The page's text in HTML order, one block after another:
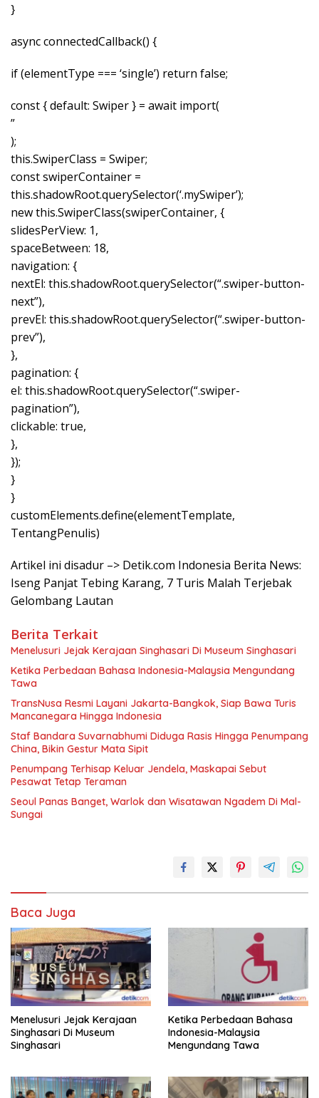
}
async connectedCallback() {
if (elementType === ‘single’) return false;
const { default: Swiper } = await import(
”
);
this.SwiperClass = Swiper;
const swiperContainer =
this.shadowRoot.querySelector(‘.mySwiper’);
new this.SwiperClass(swiperContainer, {
slidesPerView: 1,
spaceBetween: 18,
navigation: {
nextEl: this.shadowRoot.querySelector(“.swiper-button-
next”),
prevEl: this.shadowRoot.querySelector(“.swiper-button-
prev”),
},
pagination: {
el: this.shadowRoot.querySelector(“.swiper-
pagination”),
clickable: true,
},
});
}
}
customElements.define(elementTemplate,
TentangPenulis)
Artikel ini disadur –> Detik.com Indonesia Berita News:
Iseng Panjat Tebing Karang, 7 Turis Malah Terjebak
Gelombang Lautan
Berita Terkait
Menelusuri Jejak Kerajaan Singhasari Di Museum Singhasari
Ketika Perbedaan Bahasa Indonesia-Malaysia Mengundang
Tawa
TransNusa Resmi Layani Jakarta-Bangkok, Siap Bawa Turis
Mancanegara Hingga Indonesia
Staf Bandara Suvarnabhumi Diduga Rasis Hingga Penumpang
China, Bikin Gestur Mata Sipit
Penumpang Terhisap Keluar Jendela, Maskapai Sebut
Pesawat Tetap Teraman
Seoul Panas Banget, Warlok dan Wisatawan Ngadem Di Mal-
Sungai
Baca Juga
Menelusuri Jejak Kerajaan
Singhasari Di Museum
Singhasari
Ketika Perbedaan Bahasa
Indonesia-Malaysia
Mengundang Tawa